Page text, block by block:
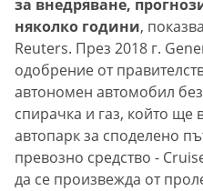
за внедряване,
няколко години,
Reuters. През 2018 г.
одобрение от
автономен автомобил
спирачка и газ, който ще
автопарк за споделено
превозно средство -
да се произвежда от